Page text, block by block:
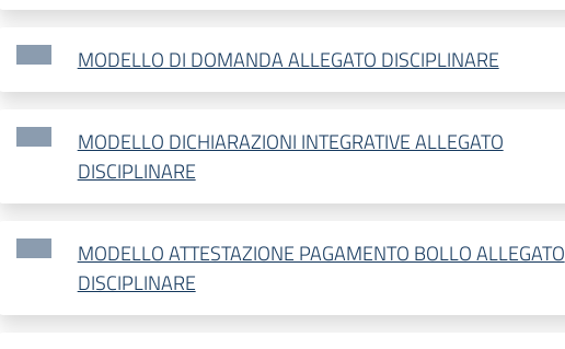
MODELLO DI DOMANDA ALLEGATO DISCIPLINARE
MODELLO DICHIARAZIONI INTEGRATIVE ALLEGATO
DISCIPLINARE
MODELLO ATTESTAZIONE PAGAMENTO BOLLO ALLEGATO
DISCIPLINARE